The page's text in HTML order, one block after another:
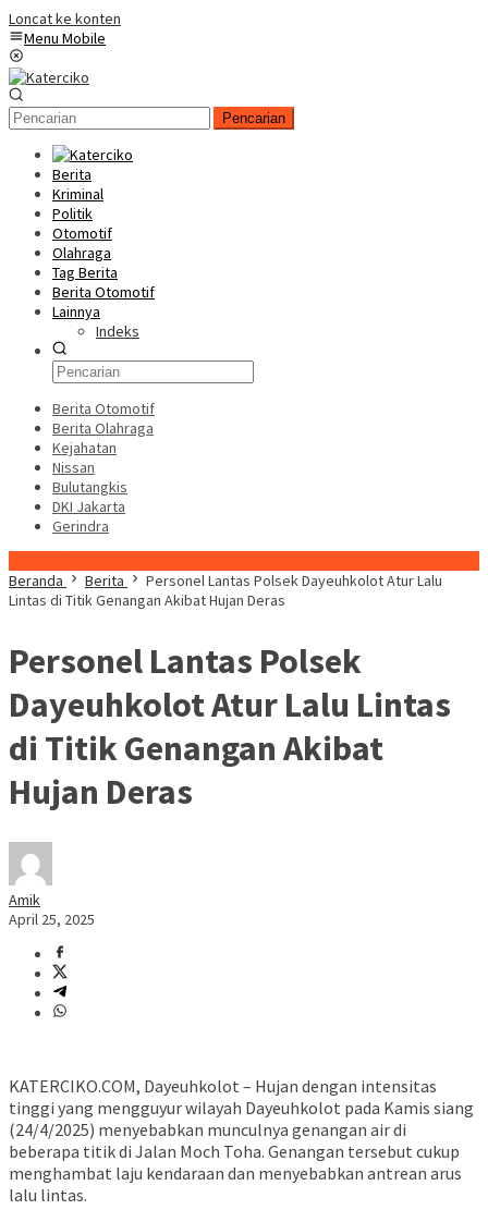
Loncat ke konten
Menu Mobile
Pencarian
Berita
Kriminal
Politik
Otomotif
Olahraga
Tag Berita
Berita Otomotif
Lainnya
Indeks
Berita Otomotif
Berita Olahraga
Kejahatan
Nissan
Bulutangkis
DKI Jakarta
Gerindra
Beranda
Berita
Personel Lantas Polsek Dayeuhkolot Atur Lalu
Lintas di Titik Genangan Akibat Hujan Deras
Personel Lantas Polsek
Dayeuhkolot Atur Lalu Lintas
di Titik Genangan Akibat
Hujan Deras
Amik
April 25, 2025
KATERCIKO.COM, Dayeuhkolot – Hujan dengan intensitas
tinggi yang mengguyur wilayah Dayeuhkolot pada Kamis siang
(24/4/2025) menyebabkan munculnya genangan air di
beberapa titik di Jalan Moch Toha. Genangan tersebut cukup
menghambat laju kendaraan dan menyebabkan antrean arus
lalu lintas.